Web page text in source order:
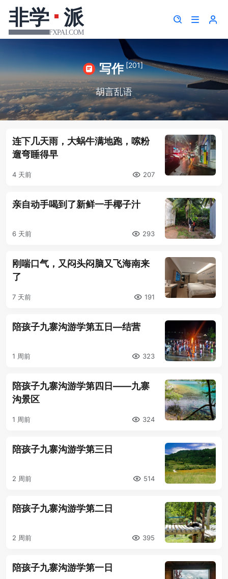
写作 [201]
胡言乱语
连下几天雨，大蜗牛满地跑，嗦粉
遛弯睡得早
4 天前 207
亲自动手喝到了新鲜一手椰子汁
6 天前 293
刚喘口气，又闷头闷脑又飞海南来
了
7 天前 191
陪孩子九寨沟游学第五日—结营
1 周前 323
陪孩子九寨沟游学第四日——九寨
沟景区
1 周前 324
陪孩子九寨沟游学第三日
2 周前 514
陪孩子九寨沟游学第二日
2 周前 395
陪孩子九寨沟游学第一日